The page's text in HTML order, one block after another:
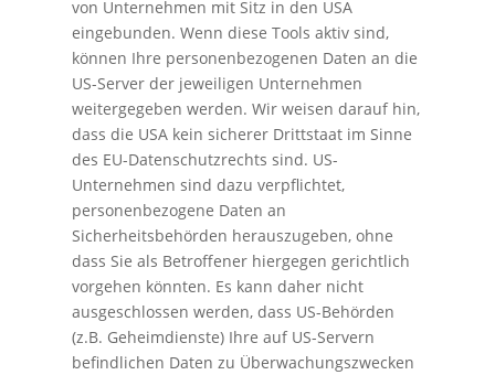
von Unternehmen mit Sitz in den USA
eingebunden. Wenn diese Tools aktiv sind,
können Ihre personenbezogenen Daten an die
US-Server der jeweiligen Unternehmen
weitergegeben werden. Wir weisen darauf hin,
dass die USA kein sicherer Drittstaat im Sinne
des EU-Datenschutzrechts sind. US-
Unternehmen sind dazu verpflichtet,
personenbezogene Daten an
Sicherheitsbehörden herauszugeben, ohne
dass Sie als Betroffener hiergegen gerichtlich
vorgehen könnten. Es kann daher nicht
ausgeschlossen werden, dass US-Behörden
(z.B. Geheimdienste) Ihre auf US-Servern
befindlichen Daten zu Überwachungszwecken